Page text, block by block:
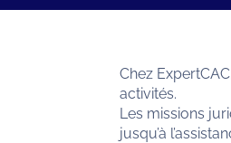
Chez
activités.
Les missions
jusqu’à